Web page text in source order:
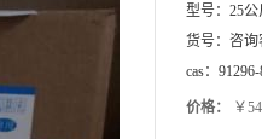
型号： 25公
货号： 咨询
cas：
价格： ￥